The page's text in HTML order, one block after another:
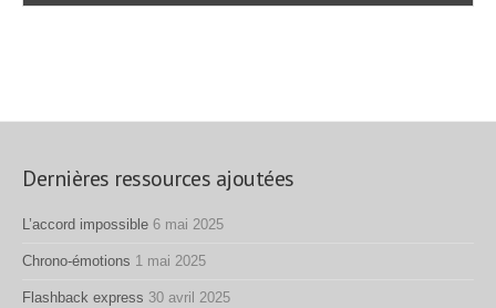
Dernières ressources ajoutées
L’accord impossible 6 mai 2025
Chrono-émotions 1 mai 2025
Flashback express 30 avril 2025